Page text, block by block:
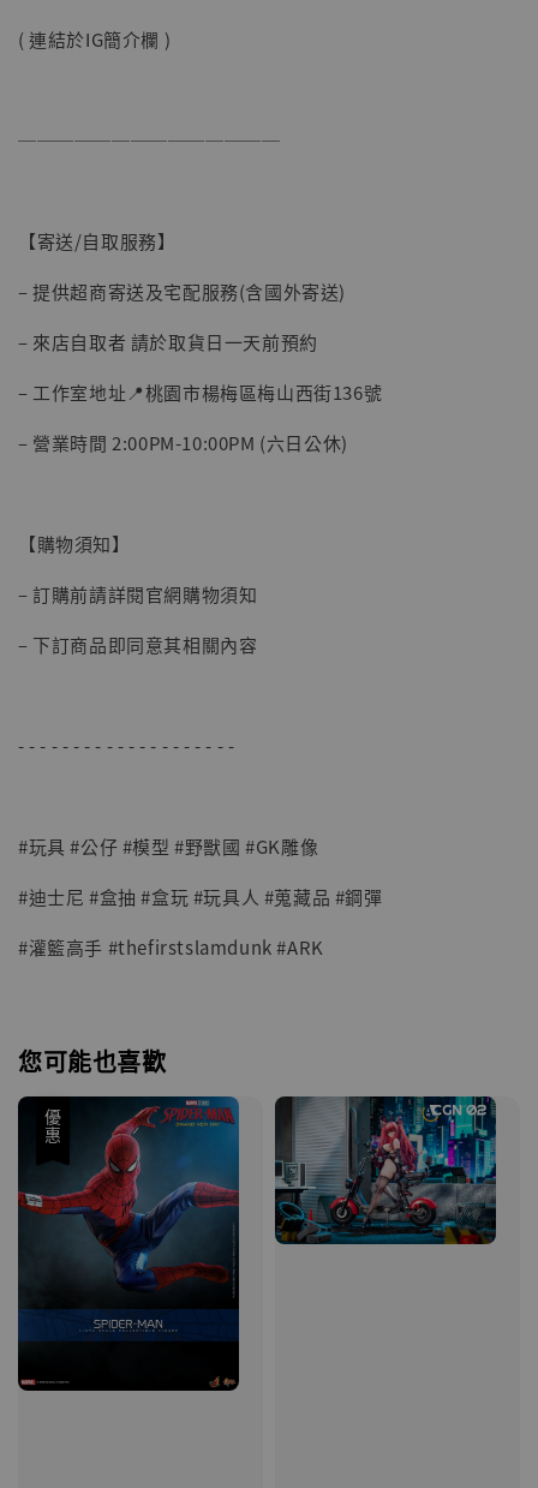
子彈飛 鵝城縣長 張麻子 [BK01]
NT$ 4,980
( 連結於IG簡介欄 )
──────────────
【寄送/自取服務】
– 提供超商寄送及宅配服務(含國外寄送)
– 來店自取者 請於取貨日一天前預約
– 工作室地址📍桃園市楊梅區梅山西街136號
– 營業時間 2:00PM-10:00PM (六日公休)
【購物須知】
– 訂購前請詳閱官網購物須知
– 下訂商品即同意其相關內容
- - - - - - - - - - - - - - - - - - - -
#玩具 #公仔 #模型 #野獸國 #GK雕像
#迪士尼 #盒抽 #盒玩 #玩具人 #蒐藏品 #鋼彈
#灌籃高手 #thefirstslamdunk #ARK
您可能也喜歡
優惠